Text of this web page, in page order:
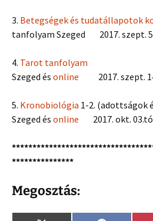
3. Betegségek és tudatállapotok
tanfolyam Szeged 2017. szept.
4. Tarot tanfolyam
Szeged és online 2017. szept.
5. Kronobiológia 1-2. (adottságok
Szeged és online 2017. okt.
***************
Megosztás: